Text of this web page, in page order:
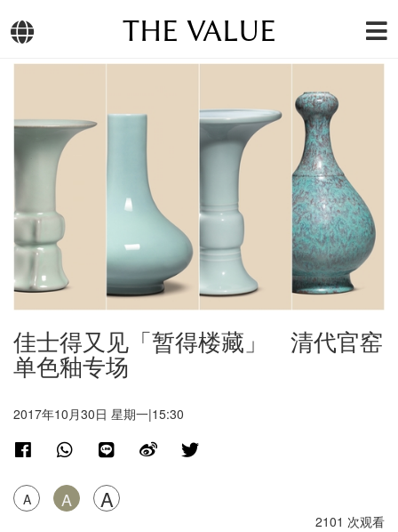
THE VALUE
佳士得又见「暂得楼藏」 清代官窑
单色釉专场
2017年10月30日 星期一|15:30
A A A
2101 次观看